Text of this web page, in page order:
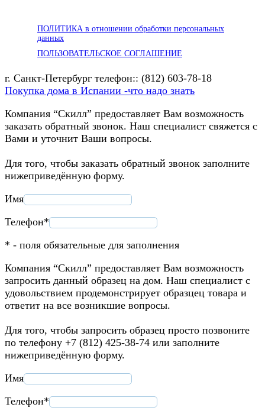
ПОЛИТИКА в отношении обработки персональных
данных
ПОЛЬЗОВАТЕЛЬСКОЕ СОГЛАШЕНИЕ
г. Санкт-Петербург телефон:: (812) 603-78-18
Покупка дома в Испании -что надо знать
Компания “Скилл” предоставляет Вам возможность
заказать обратный звонок. Наш специалист свяжется с
Вами и уточнит Ваши вопросы.
Для того, чтобы заказать обратный звонок заполните
нижеприведённую форму.
Имя
Телефон*
* - поля обязательные для заполнения
Компания “Скилл” предоставляет Вам возможность
запросить данный образец на дом. Наш специалист с
удовольствием продемонстрирует образцец товара и
ответит на все возникшие вопросы.
Для того, чтобы запросить образец просто позвоните
по телефону +7 (812) 425-38-74 или заполните
нижеприведённую форму.
Имя
Телефон*